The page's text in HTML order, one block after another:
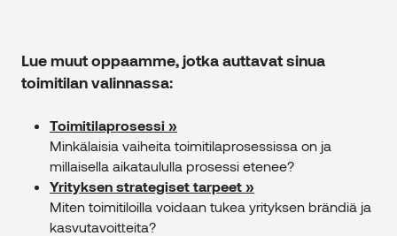
Lue muut oppaamme, jotka auttavat sinua
toimitilan valinnassa:
Toimitilaprosessi »
Minkälaisia vaiheita toimitilaprosessissa on ja
millaisella aikataululla prosessi etenee?
Yrityksen strategiset tarpeet »
Miten toimitiloilla voidaan tukea yrityksen brändiä ja
kasvutavoitteita?